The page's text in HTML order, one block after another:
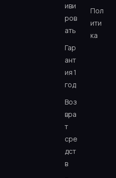
иви
ров
ать
Гар
ант
ия 1
год
Воз
вра
т
сре
дст
в
Пол
ити
ка